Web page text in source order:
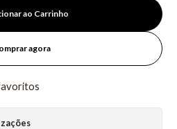
ao Carrinho
agora